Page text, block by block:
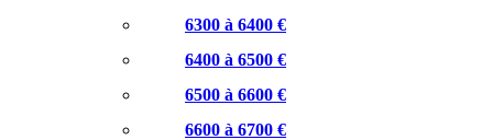
6300 à 6400 €
6400 à 6500 €
6500 à 6600 €
6600 à 6700 €